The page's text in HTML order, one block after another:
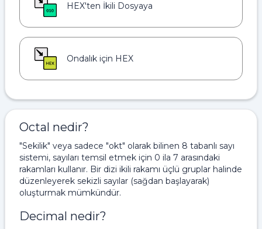
HEX'ten İkili Dosyaya
Ondalık için HEX
Octal nedir?
"Sekilik" veya sadece "okt" olarak bilinen 8 tabanlı sayı
sistemi, sayıları temsil etmek için 0 ila 7 arasındaki
rakamları kullanır. Bir dizi ikili rakamı üçlü gruplar halinde
düzenleyerek sekizli sayılar (sağdan başlayarak)
oluşturmak mümkündür.
Decimal nedir?